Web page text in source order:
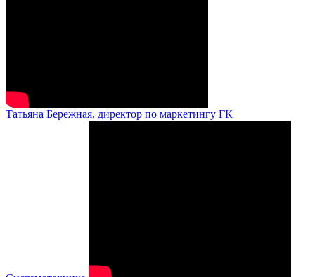
Татьяна Бережная, директор по маркетингу ГК